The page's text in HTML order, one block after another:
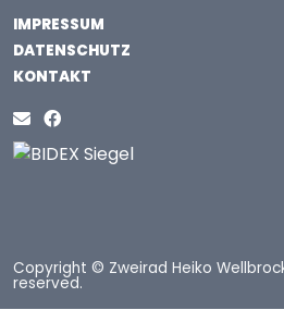
IMPRESSUM
DATENSCHUTZ
KONTAKT
Copyright © Zweirad Heiko
reserved.